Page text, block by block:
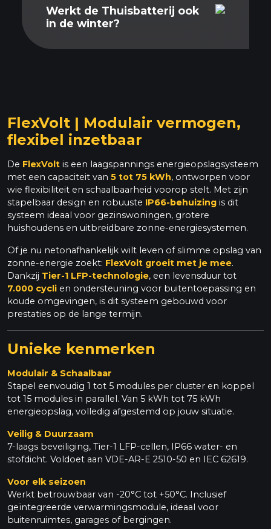
Werkt de Thuisbatterij ook
in de winter?
FlexVolt | Modulair vermogen,
flexibel inzetbaar
De FlexVolt is een laagspannings energieopslagsysteem
met een capaciteit van 5 tot 75 kWh, ontworpen voor
wie flexibiliteit en schaalbaarheid voorop stelt. Met zijn
stapelbaar design en robuuste IP66-behuizing is dit
systeem ideaal voor gezinswoningen, grotere
huishoudens en uitbreidbare zonne-energiesystemen.
Of je nu netonafhankelijk wilt leven of slimme opslag van
zonne-energie zoekt: FlexVolt groeit met je mee.
Dankzij Tier-1 LFP-technologie, een levensduur tot
7.000 cycli en ondersteuning voor buitentoepassing en
koude omgevingen, is dit systeem gebouwd voor
prestaties op de lange termijn.
Unieke kenmerken
Modulair & Schaalbaar
Stapel eenvoudig 1 tot 5 modules per cluster en koppel
tot 15 modules in parallel. Van 5 kWh tot 75 kWh
energieopslag, volledig afgestemd op jouw situatie.
Veilig & Duurzaam
7-laags beveiliging, Tier-1 LFP-cellen, IP66 water- en
stofdicht. Voldoet aan VDE-AR-E 2510-50 en IEC 62619.
Voor elk seizoen
Werkt betrouwbaar van -20°C tot +50°C. Inclusief
geïntegreerde verwarmingsmodule, ideaal voor
buitenruimtes, garages of bergingen.